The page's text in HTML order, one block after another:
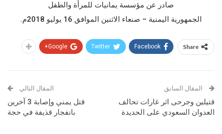
صادر عن مؤسسة يمانيات للمرأة والطفل
الجمهورية اليمنية – صنعاء الاثنين الموافق 16 يوليو 2018م.
Share
Facebook
Twitter
Google+
المقال السابق
قتيلين وجرحى اثر غارات تحالف
العدوان السعودي على الحديدة
المقال التالي
قتل يمني وإصابة 3 آخرين
بانفجار قذيفة في حجة